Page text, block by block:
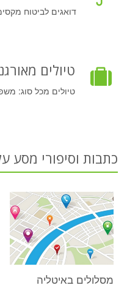
דואגים לביטוח
טיולים
טיולים מכל סוג:
כתבות וסיפורי מסע
מסלולים באיטליה